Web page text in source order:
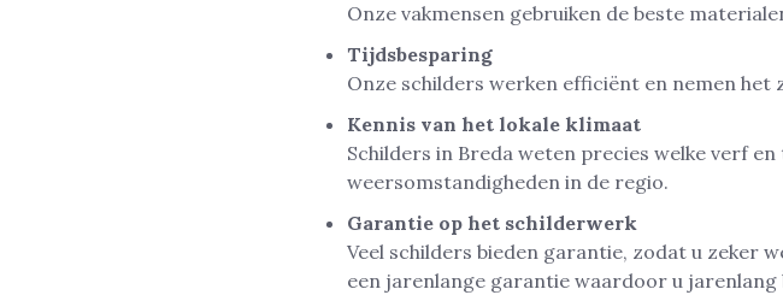
Onze vakmensen gebruiken de beste
Tijdsbesparing
Onze schilders werken efficiënt en nemen het
Kennis van het lokale klimaat
Schilders in Breda weten precies welke verf
weersomstandigheden in de regio.
Garantie op het schilderwerk
Veel schilders bieden garantie, zodat u zeker
een jarenlange garantie waardoor u jarenlang